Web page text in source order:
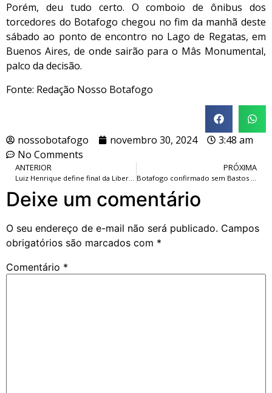
Porém, deu tudo certo. O comboio de ônibus dos
torcedores do Botafogo chegou no fim da manhã deste
sábado ao ponto de encontro no Lago de Regatas, em
Buenos Aires, de onde sairão para o Mâs Monumental,
palco da decisão.
Fonte: Redação Nosso Botafogo
nossobotafogo novembro 30, 2024
3:48 am
No Comments
ANTERIOR
Luiz Henrique define final da Libertadores como ‘sonho de criança’: ‘Que eu possa colocar meu nome na história do Botafogo’.
PRÓXIMA
Botafogo confirmado sem Bastos para enfrentar o Atlético-MG na final da Libertadores.
Deixe um comentário
O seu endereço de e-mail não será publicado. Campos
obrigatórios são marcados com *
Comentário *